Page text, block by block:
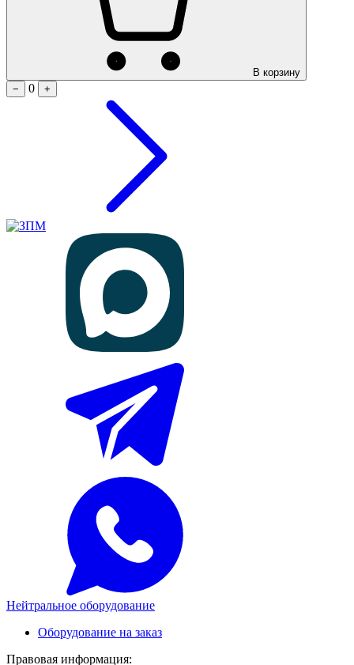
В корзину
−
0 +
Нейтральное оборудование
Оборудование на заказ
Правовая информация: